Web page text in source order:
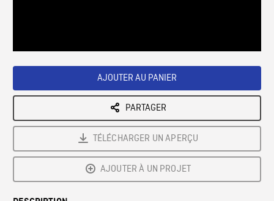
AJOUTER AU PANIER
PARTAGER
TÉLÉCHARGER UN APERÇU
AJOUTER À UN PROJET